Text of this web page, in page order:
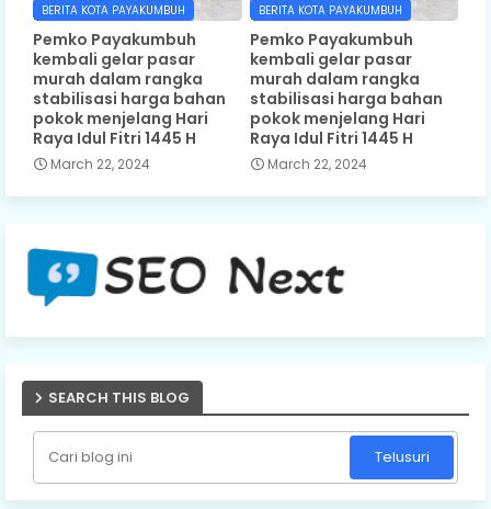
BERITA KOTA PAYAKUMBUH
Pemko Payakumbuh
kembali gelar pasar
murah dalam rangka
stabilisasi harga bahan
pokok menjelang Hari
Raya Idul Fitri 1445 H
March 22, 2024
BERITA KOTA PAYAKUMBUH
Pemko Payakumbuh
kembali gelar pasar
murah dalam rangka
stabilisasi harga bahan
pokok menjelang Hari
Raya Idul Fitri 1445 H
March 22, 2024
SEARCH THIS BLOG